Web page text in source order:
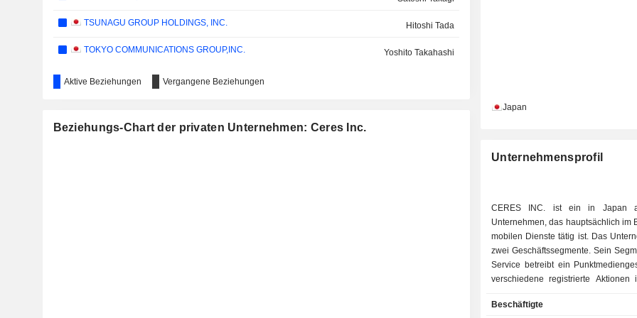
TSUNAGU GROUP HOLDINGS, INC. Hitoshi Tada
TOKYO COMMUNICATIONS GROUP,INC. Yoshito Takahashi
Aktive Beziehungen Vergangene Beziehungen
Beziehungs-Chart der privaten Unternehmen: Ceres Inc.
Japan
Unternehmensprofil
CERES INC. ist ein in Japan
Unternehmen, das hauptsächlich im
mobilen Dienste tätig ist. Das
zwei Geschäftssegmente. Sein
Service betreibt ein
verschiedene registrierte Aktionen
elektronisches Geld
Beschäftigte